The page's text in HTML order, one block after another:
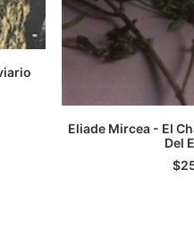
Eliade Mircea - El
Del
$